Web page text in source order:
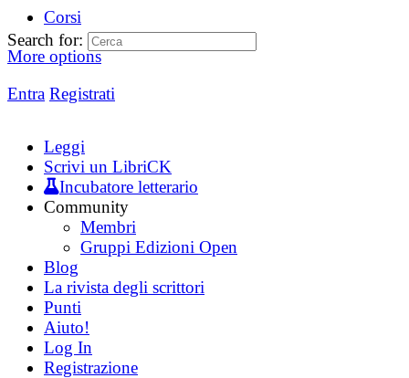
Corsi
More options
Entra Registrati
Search for:
Leggi
Scrivi un LibriCK
Incubatore letterario
Community
Membri
Gruppi Edizioni Open
Blog
La rivista degli scrittori
Punti
Aiuto!
Log In
Registrazione